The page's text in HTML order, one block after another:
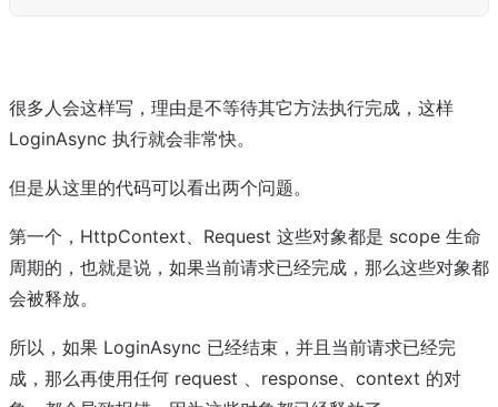
很多人会这样写，理由是不等待其它方法执行完成，这样
LoginAsync 执行就会非常快。
但是从这里的代码可以看出两个问题。
第一个，HttpContext、Request 这些对象都是 scope 生命
周期的，也就是说，如果当前请求已经完成，那么这些对象都
会被释放。
所以，如果 LoginAsync 已经结束，并且当前请求已经完
成，那么再使用任何 request 、response、context 的对